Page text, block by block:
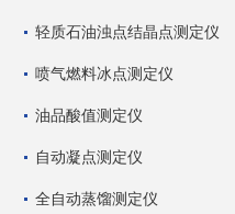
轻质石油浊点结晶点测定仪
喷气燃料冰点测定仪
油品酸值测定仪
自动凝点测定仪
全自动蒸馏测定仪